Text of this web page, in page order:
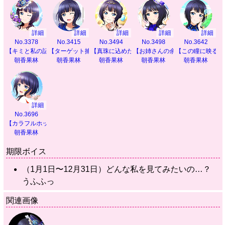
詳細
No.3378
【キミと私の記録】
朝香果林
詳細
No.3415
【ターゲット捕捉！】
朝香果林
詳細
No.3494
【真珠に込めた願い】
朝香果林
詳細
No.3498
【お姉さんの余裕】
朝香果林
詳細
No.3642
【この瞳に映るも
朝香果林
詳細
No.3696
【カラフルホッパー】
朝香果林
期限ボイス
（1月1日〜12月31日）どんな私を見てみたいの…？
うふふっ
関連画像